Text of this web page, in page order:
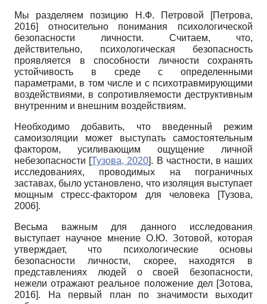
Мы разделяем позицию Н.Ф. Петровой [Петрова,
2016]
относительно понимания психологической
безопасности личности. Считаем, что,
действительно, психологическая безопасность
проявляется в способности личности сохранять
устойчивость в среде с определенными
параметрами, в том числе и с психотравмирующими
воздействиями, в сопротивляемости деструктивным
внутренним и внешним воздействиям.
Необходимо добавить, что введенный режим
самоизоляции может выступать самостоятельным
фактором, усиливающим ощущение личной
небезопасности [Тузова, 2020]. В частности, в наших
исследованиях, проводимых на пограничных
заставах, было установлено, что изоляция выступает
мощным стресс-фактором для человека
[Тузова,
2006].
Весьма важным для данного исследования
выступает научное мнение О.Ю. Зотовой, которая
утверждает, что психологические основы
безопасности личности, скорее, находятся в
представлениях людей о своей безопасности,
нежели отражают реальное положение дел [Зотова,
2016]. На первый план по значимости выходит